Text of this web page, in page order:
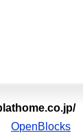
OpenBlocks